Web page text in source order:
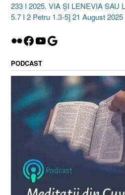
233 I 2025. VIA ȘI LENEVIA SAU
5.7 I 2 Petru 1.3-5] 21 August 2025
Flickr
Facebook
YouTube
Google
PODCAST